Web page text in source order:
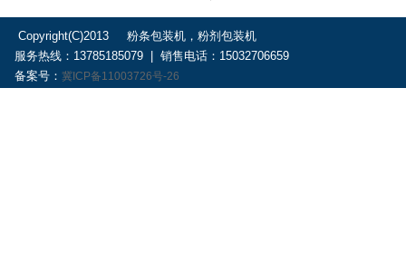
Copyright(C)2013 粉条包装机，粉剂包装机
服务热线：13785185079 | 销售电话：15032706659
备案号： 冀ICP备11003726号-26